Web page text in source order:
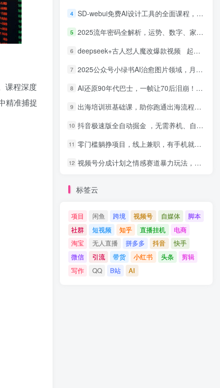
课程深度
精准捕捉
4 SD-webui免费AI设计工具的全面课程，涵盖从软件安装到高级应用的全流程
5 2025流年密码全解析，运势、数字、家庭三位一体
6 deepseek+古人怼人魔改爆款视频 起号快 爆款多 每天五分钟 变现路子非常广 日入四位数 小白 宝妈 上班族副业 都可以轻松闭眼搞钱
7 2025公众号小绿书AI治愈图片领域，月入过W，蓝海赛道【附工具+指令】
8 AI还原90年代巴士，一帧让70后泪崩！播放量碾压90%怀旧号，每天10分钟，日入4位数
9 出海培训班基础课，助你跑通出海流程，实战案例拆解，含 TikTok 榜单资源
10 抖音极速版全自动掘金 ，无需养机、自动化不封号，全程脱离人工，全自动运行【揭秘】
11 零门槛躺挣项目，线上兼职，有手机就能做 一小时稳挣50+，识字就能玩【揭秘】
12 视频号分成计划之情感赛道暴力玩法，可批量操作，保姆级教学
标签云
项目 闲鱼 跨境 视频号 自媒体
脚本
社群
短视频 知乎 直播挂机
电商
淘宝
无人直播 拼多多 抖音
快手
微信
引流 带货 小红书 头条
剪辑
写作
QQ B站 AI